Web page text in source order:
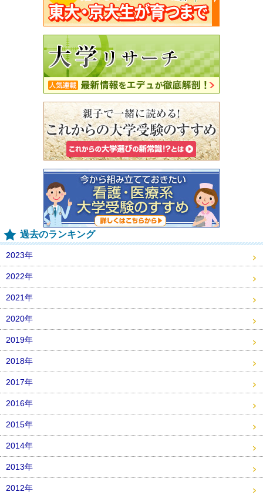
過去のランキング
2023年
2022年
2021年
2020年
2019年
2018年
2017年
2016年
2015年
2014年
2013年
2012年